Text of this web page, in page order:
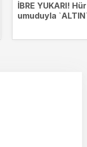
İBRE YUKARI!
umuduyla